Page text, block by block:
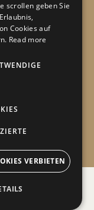
scrollen geben Sie
Cookies auf
Read more
VERBIETEN